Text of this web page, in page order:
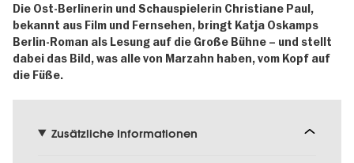
Die Ost-Berlinerin und Schauspielerin Christiane Paul,
bekannt aus Film und Fernsehen, bringt Katja Oskamps
Berlin-Roman als ­Lesung auf die Große Bühne – und stellt
dabei das Bild, was alle von Marzahn haben, vom Kopf auf
die Füße.
Zusätzliche Informationen